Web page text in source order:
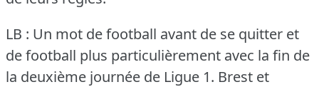
LB : Un mot de football avant de se quitter et
de football plus particulièrement avec la fin de
la deuxième journée de Ligue 1. Brest et